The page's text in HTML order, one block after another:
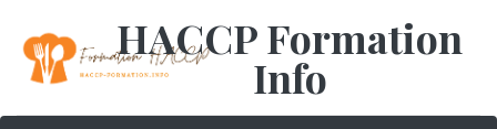
HACCP Formation
Info